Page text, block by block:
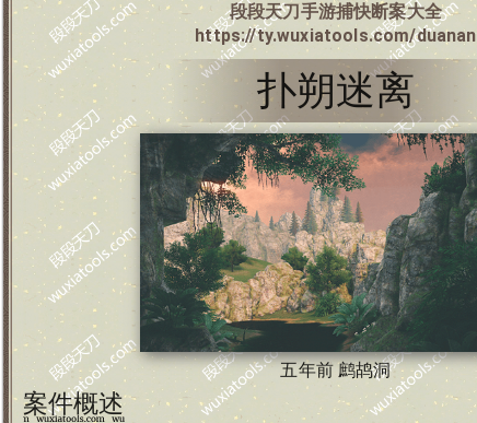
段段天刀手游捕快断案大全
https://ty.wuxiatools.com/duanan
扑朔迷离
五年前 鹧鸪洞
案件概述